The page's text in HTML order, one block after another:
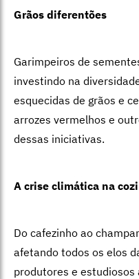
Grãos diferentões
Garimpeiros de
investindo na
esquecidas de grãos e
arrozes vermelhos e
dessas iniciativas.
A crise climática na
Do cafezinho ao
afetando todos os elos
produtores e